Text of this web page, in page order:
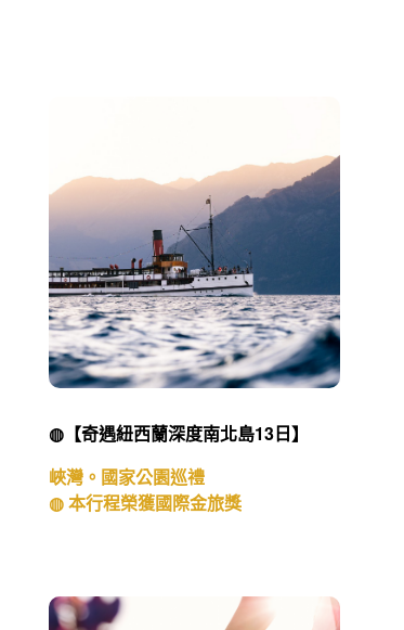
◍【奇遇紐西蘭深度南北島13日】
峽灣。國家公園巡禮
◍ 本行程榮獲國際金旅獎